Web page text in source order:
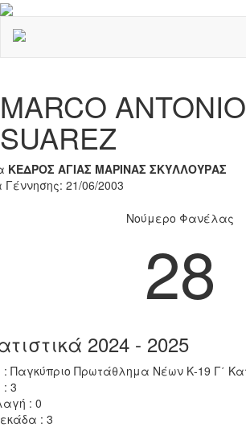
MARCO ANTONIO
SUAREZ
ΚΕΔΡΟΣ ΑΓΙΑΣ ΜΑΡΙΝΑΣ ΣΚΥΛΛΟΥΡΑΣ
Γέννησης: 21/06/2003
Νούμερο Φανέλας
28
2024 - 2025
: Παγκύπριο Πρωτάθλημα Νέων Κ-19 Γ΄
: 3
: 0
: 3